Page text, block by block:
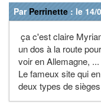
Par Perrinette : le 14/
ça c'est claire
un dos à la route
voir en Allemagne,
Le fameux site qui
deux types de